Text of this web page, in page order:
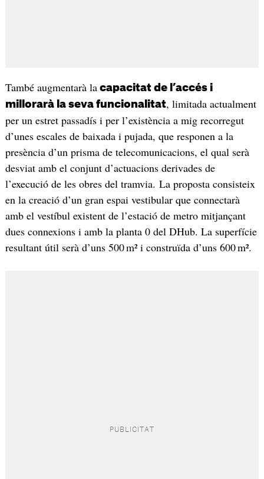
També augmentarà lacapacitat de l’accés i
millorarà la seva funcionalitat, limitada actualment
per un estret passadís i per l’existència a mig recorregut
d’unes escales de baixada i pujada, que responen a la
presència d’un prisma de telecomunicacions, el qual serà
desviat amb el conjunt d’actuacions derivades de
l’execució de les obres del tramvia. La proposta consisteix
en la creació d’un gran espai vestibular que connectarà
amb el vestíbul existent de l’estació de metro mitjançant
dues connexions i amb la planta 0 del DHub. La superfície
resultant útil serà d’uns 500 m² i construïda d’uns 600 m².